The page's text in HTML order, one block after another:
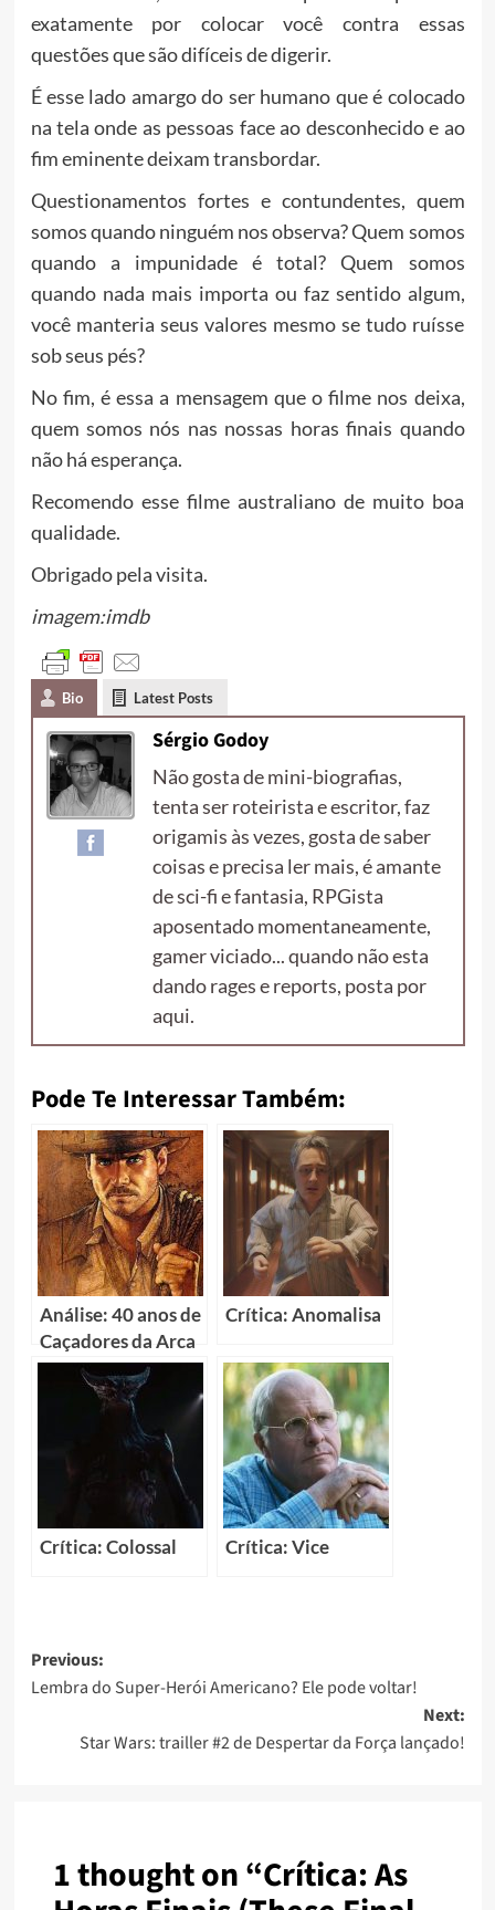
exatamente por colocar você contra essas
questões que são difíceis de digerir.
É esse lado amargo do ser humano que é colocado
na tela onde as pessoas face ao desconhecido e ao
fim eminente deixam transbordar.
Questionamentos fortes e contundentes, quem
somos quando ninguém nos observa? Quem somos
quando a impunidade é total? Quem somos
quando nada mais importa ou faz sentido algum,
você manteria seus valores mesmo se tudo ruísse
sob seus pés?
No fim, é essa a mensagem que o filme nos deixa,
quem somos nós nas nossas horas finais quando
não há esperança.
Recomendo esse filme australiano de muito boa
qualidade.
Obrigado pela visita.
imagem:imdb
Bio Latest Posts
Sérgio Godoy
Não gosta de mini-biografias,
tenta ser roteirista e escritor, faz
origamis às vezes, gosta de saber
coisas e precisa ler mais, é amante
de sci-fi e fantasia, RPGista
aposentado momentaneamente,
gamer viciado... quando não esta
dando rages e reports, posta por
aqui.
Pode Te Interessar Também:
Análise: 40 anos de
Caçadores da Arca
Perdida… a jornada
do herói Indiana
Jones – Parte final
Crítica: Anomalisa
Crítica: Colossal Crítica: Vice
Previous:
Lembra do Super-Herói Americano? Ele pode voltar!
Next:
Star Wars: trailler #2 de Despertar da Força lançado!
1 thought on “Crítica: As